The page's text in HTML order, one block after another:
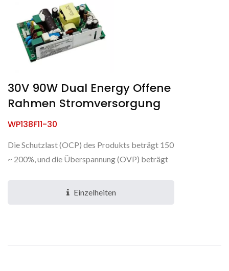
30V 90W Dual Energy Offene
Rahmen Stromversorgung
WP138F11-30
Die Schutzlast (OCP) des Produkts beträgt 150
~ 200%, und die Überspannung (OVP) beträgt
Ausgangsleistung von +30V...
Einzelheiten